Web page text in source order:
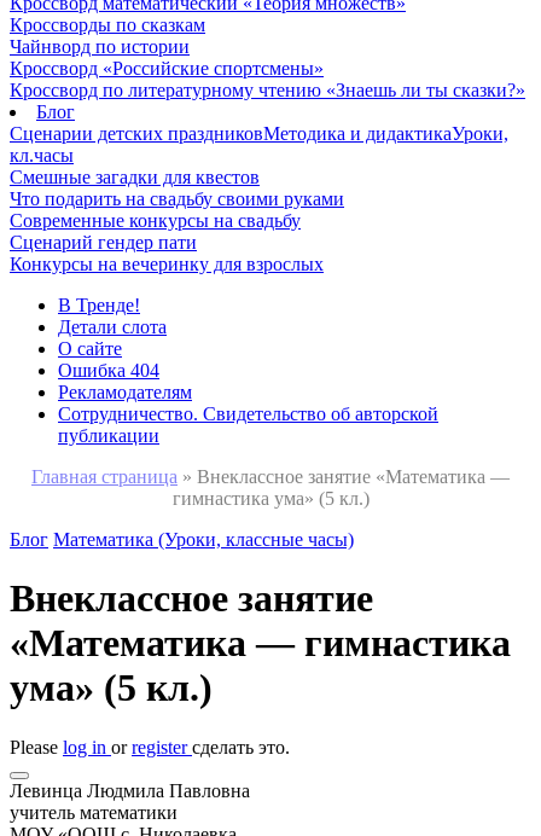
Кроссворды по сказкам
Чайнворд по истории
Кроссворд «Российские спортсмены»
Кроссворд по литературному чтению «Знаешь ли ты сказки?»
Блог
Сценарии детских праздниковМетодика и дидактикаУроки,
кл.часы
Смешные загадки для квестов
Что подарить на свадьбу своими руками
Современные конкурсы на свадьбу
Сценарий гендер пати
Конкурсы на вечеринку для взрослых
В Тренде!
Детали слота
О сайте
Ошибка 404
Рекламодателям
Сотрудничество. Свидетельство об авторской
публикации
Главная страница » Внеклассное занятие «Математика —
гимнастика ума» (5 кл.)
Блог Математика (Уроки, классные часы)
Внеклассное занятие
«Математика — гимнастика
ума» (5 кл.)
Please log in orregisterсделать это.
Левинца Людмила Павловна
учитель математики